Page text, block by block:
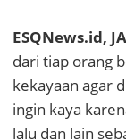
ESQNews.id,
dari tiap orang
kekayaan agar
ingin kaya
lalu dan lain